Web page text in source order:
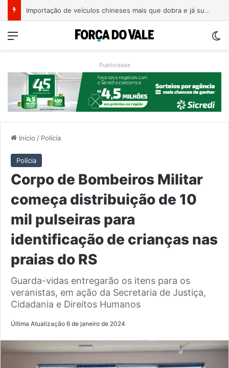
Importação de veículos chineses mais que dobra e já supera metade das compras externas do Brasil
Menu
Publicidade
Início / Polícia
Polícia
Corpo de Bombeiros Militar
começa distribuição de 10
mil pulseiras para
identificação de crianças nas
praias do RS
Guarda-vidas entregarão os itens para os
veranistas, em ação da Secretaria de Justiça,
Cidadania e Direitos Humanos
Última Atualização 6 de janeiro de 2024